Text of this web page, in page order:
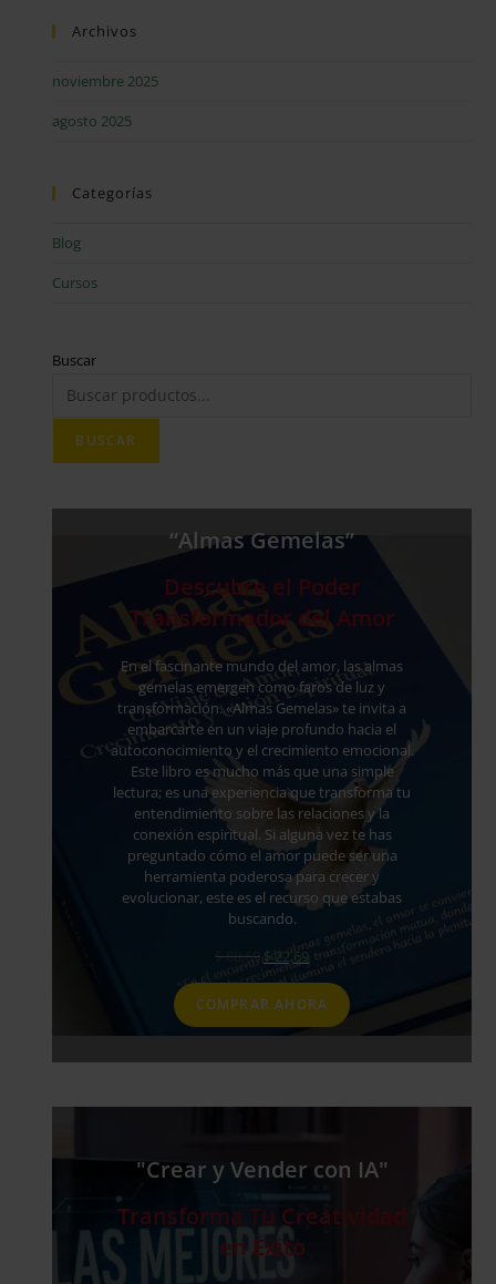
Archivos
noviembre 2025
agosto 2025
Categorías
Blog
Cursos
Buscar
BUSCAR
“Almas Gemelas”
Descubre el Poder
Transformador del Amor
En el fascinante mundo del amor, las almas
gemelas emergen como faros de luz y
transformación. «Almas Gemelas» te invita a
embarcarte en un viaje profundo hacia el
autoconocimiento y el crecimiento emocional.
Este libro es mucho más que una simple
lectura; es una experiencia que transforma tu
entendimiento sobre las relaciones y la
conexión espiritual. Si alguna vez te has
preguntado cómo el amor puede ser una
herramienta poderosa para crecer y
evolucionar, este es el recurso que estabas
buscando.
$88,69 $ 22,69
COMPRAR AHORA
"Crear y Vender con IA"
Transforma Tu Creatividad
en Éxito